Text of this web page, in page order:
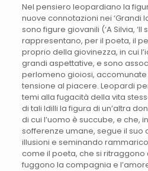
Nel pensiero leopardiano la
nuove connotazioni nei ‘Grandi
sono figure giovanili (‘A Silvia,
rappresentano, per il poeta, il
proprio della giovinezza, in cui
grandi aspettative, e sono
perlomeno gioiosi,
tensione al piacere. Leopardi
temi alla fugacità della vita
di tali Idilli la figura di un’altra
di cui l’uomo è succube, e che,
sofferenze umane, segue il
illusioni e seminando
come il poeta, che si ritraggono
fuggono la compagnia e